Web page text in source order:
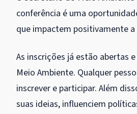
conferência é uma
que impactem positivamente
As inscrições já estão abertas
Meio Ambiente. Qualquer
inscrever e participar. Além
suas ideias, influenciem